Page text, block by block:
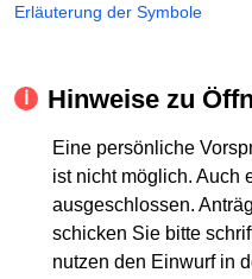
Erläuterung der Symbole
Hinweise zu
Eine persönliche
ist nicht möglich. Auch
ausgeschlossen.
schicken Sie bitte
nutzen den Einwurf in